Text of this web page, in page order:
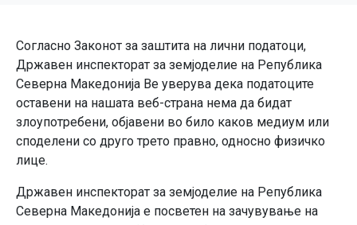
Согласно Законот за заштита на лични податоци,
Државен инспекторат за земјоделие на Република
Северна Македонија Ве уверува дека податоците
оставени на нашата веб-страна нема да бидат
злоупотребени, објавени во било каков медиум или
споделени со друго трето правно, односно физичко
лице.
Државен инспекторат за земјоделие на Република
Северна Македонија е посветен на зачувување на